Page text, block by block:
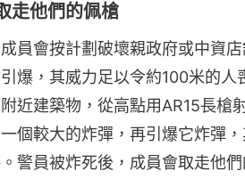
走他們的佩槍
成員會按計劃破壞親政府或中資
爆，其威力足以令約100米的人
近建築物，從高點用AR15長槍
個較大的炸彈，再引爆它炸彈
警員被炸死後，成員會取走他們